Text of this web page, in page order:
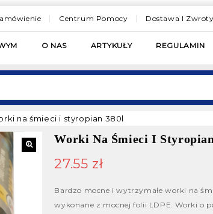
Centrum Pomocy Dostawa I Zwroty
O NAS ARTYKUŁY REGULAMIN
na śmieci i styropian 380l
Worki Na Śmieci I
27.55 zł
Bardzo mocne i wytrzymałe worki na
wykonane z mocnej folii LDPE. Worki o